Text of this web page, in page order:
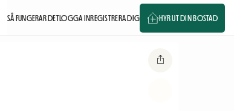
SÅ FUNGERAR DETLOGGA INREGISTRERA DIG HYR UT DIN BOSTAD